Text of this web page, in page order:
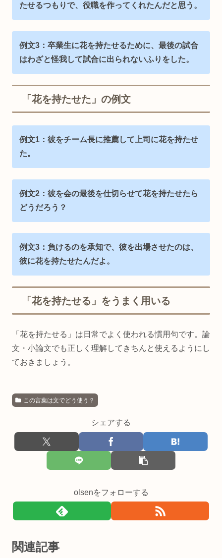
たせるつもりで、役職を作ってくれたんだと思う。
例文3：卒業生に花を持たせるために、最後の試合
はわざと怪我して試合に出られないふりをした。
「花を持たせた」の例文
例文1： 彼をチーム長に推薦して 上司に花を持たせ
た。
例文2：彼を会の最後を仕切らせて花を持たせたら
どうだろう？
例文3：負けるのを承知で、彼を出場させたのは、
彼に花を持たせたんだよ。
「花を持たせる」をうまく用いる
「花を持たせる」は日常でよく使われる慣用句です。論
文・小論文でも正しく理解してきちんと使えるようにし
ておきましょう。
この言葉は文でどう使う？
シェアする
olsenをフォローする
関連記事